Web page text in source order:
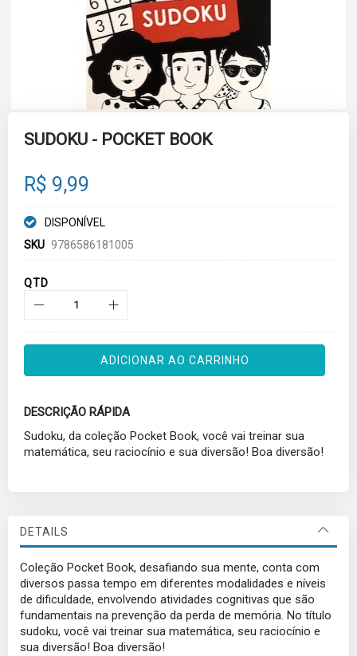
gallery
SUDOKU - POCKET BOOK
R$ 9,99
DISPONÍVEL
SKU 9786586181005
QTD
ADICIONAR AO CARRINHO
DESCRIÇÃO RÁPIDA
Sudoku, da coleção Pocket Book, você vai treinar sua
matemática, seu raciocínio e sua diversão! Boa diversão!
DETAILS
Coleção Pocket Book, desafiando sua mente, conta com
diversos passa tempo em diferentes modalidades e níveis
de dificuldade, envolvendo atividades cognitivas que são
fundamentais na prevenção da perda de memória. No título
sudoku, você vai treinar sua matemática, seu raciocínio e
sua diversão! Boa diversão!